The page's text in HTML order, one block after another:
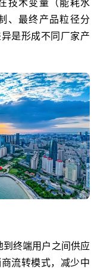
、最终产品粒径分
是形成不同厂家产
到终端用户之间供应
流转模式，减少中